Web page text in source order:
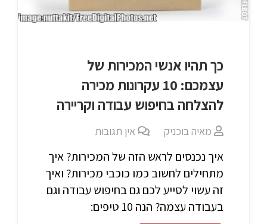
כך תהיו אנשי המכירות של
עצמכם: 10 עקרונות מכירה
להצלחה בחיפוש עבודה וקריירה
מאיה בוכניק אין תגובות
איך נכנסים לראש הזה של המכירות? איך
מתחילים לחשוב כמו כוכבי מכירות? ואיך
זה עשוי לסייע לכם גם בחיפוש עבודה וגם
בעבודה עצמה? הנה 10 טיפים: